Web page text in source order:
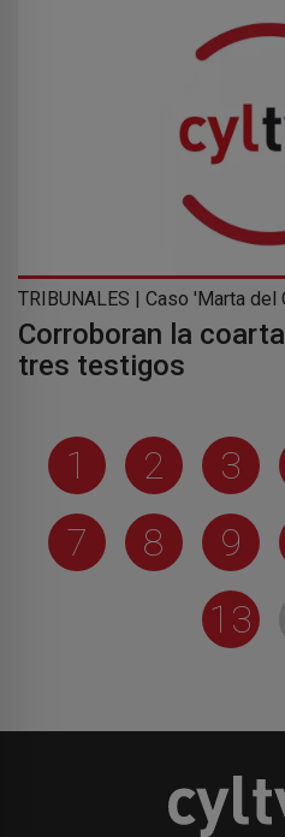
TRIBUNALES | Caso 'Marta del
Corroboran la
tres testigos
1 2 3
7
8 9
13